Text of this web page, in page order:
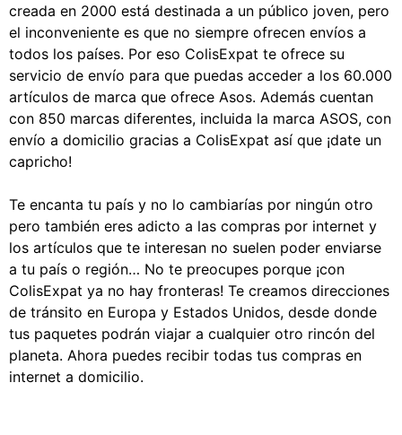
creada en 2000 está destinada a un público joven, pero
el inconveniente es que no siempre ofrecen envíos a
todos los países. Por eso ColisExpat te ofrece su
servicio de envío para que puedas acceder a los 60.000
artículos de marca que ofrece Asos. Además cuentan
con 850 marcas diferentes, incluida la marca ASOS, con
envío a domicilio gracias a ColisExpat así que ¡date un
capricho!
Te encanta tu país y no lo cambiarías por ningún otro
pero también eres adicto a las compras por internet y
los artículos que te interesan no suelen poder enviarse
a tu país o región… No te preocupes porque ¡con
ColisExpat ya no hay fronteras! Te creamos direcciones
de tránsito en Europa y Estados Unidos, desde donde
tus paquetes podrán viajar a cualquier otro rincón del
planeta. Ahora puedes recibir todas tus compras en
internet a domicilio.